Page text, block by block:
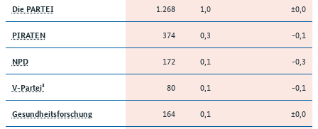
Die PARTEI 1.268 1,0 ±0,0
PIRATEN 374 0,3 -0,1
NPD 172 0,1 -0,3
V-Partei³ 80 0,1 -0,1
Gesundheitsforschung 164 0,1 ±0,0